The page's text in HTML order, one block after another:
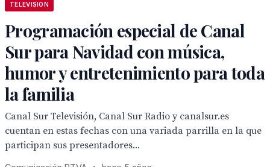
TELEVISION
Programación especial de Canal
Sur para Navidad con música,
humor y entretenimiento para toda
la familia
Canal Sur Televisión, Canal Sur Radio y canalsur.es
cuentan en estas fechas con una variada parrilla en la que
participan sus presentadores...